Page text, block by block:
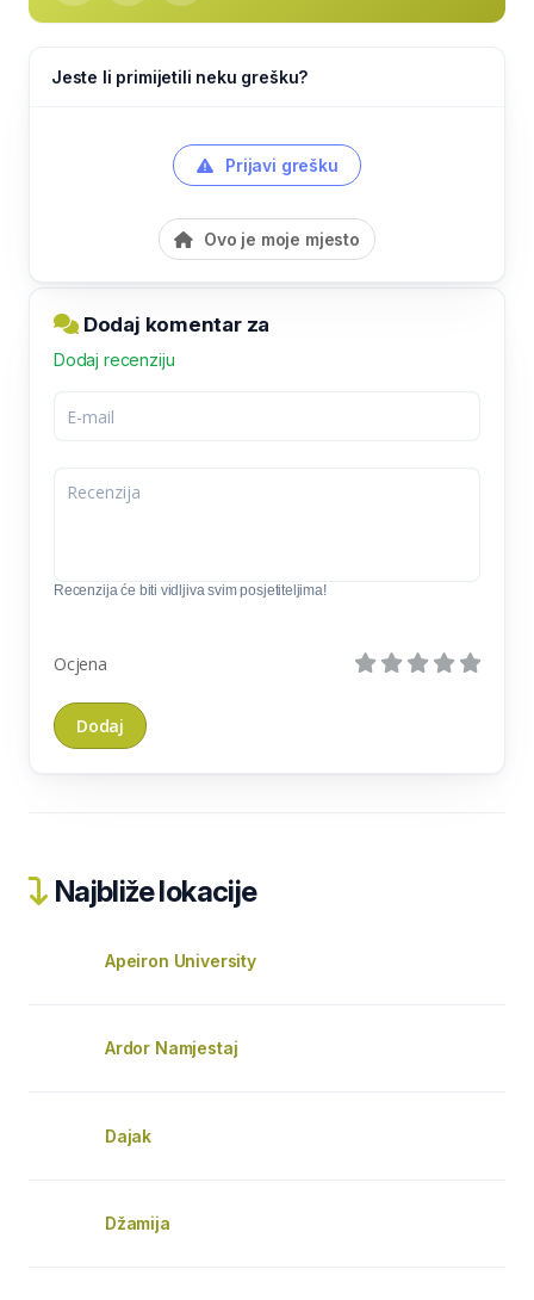
Jeste li primijetili neku grešku?
Prijavi grešku
Ovo je moje mjesto
Dodaj komentar za
Dodaj recenziju
Recenzija će biti vidljiva svim posjetiteljima!
Ocjena
Najbliže lokacije
Apeiron University
Ardor Namjestaj
Dajak
Džamija